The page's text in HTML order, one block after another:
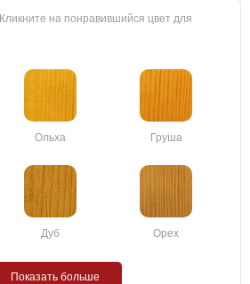
Кликните на понравившийся цвет для
Ольха Груша
Дуб Орех
Показать больше